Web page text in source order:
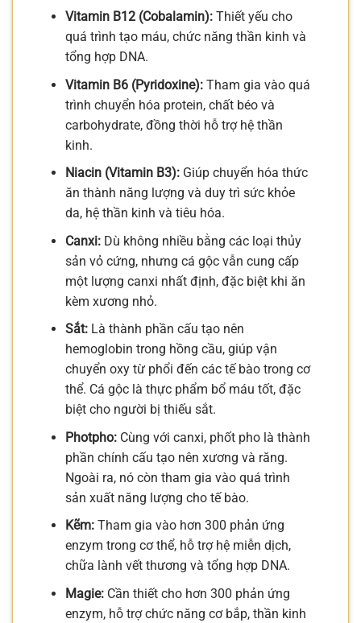
Vitamin B12 (Cobalamin):Thiết yếu cho
quá trình tạo máu, chức năng thần kinh và
tổng hợp DNA.
Vitamin B6 (Pyridoxine):Tham gia vào quá
trình chuyển hóa protein, chất béo và
carbohydrate, đồng thời hỗ trợ hệ thần
kinh.
Niacin (Vitamin B3):Giúp chuyển hóa thức
ăn thành năng lượng và duy trì sức khỏe
da, hệ thần kinh và tiêu hóa.
Canxi:Dù không nhiều bằng các loại thủy
sản vỏ cứng, nhưng cá gộc vẫn cung cấp
một lượng canxi nhất định, đặc biệt khi ăn
kèm xương nhỏ.
Sắt:Là thành phần cấu tạo nên
hemoglobin trong hồng cầu, giúp vận
chuyển oxy từ phổi đến các tế bào trong cơ
thể. Cá gộc là thực phẩm bổ máu tốt, đặc
biệt cho người bị thiếu sắt.
Photpho:Cùng với canxi, phốt pho là thành
phần chính cấu tạo nên xương và răng.
Ngoài ra, nó còn tham gia vào quá trình
sản xuất năng lượng cho tế bào.
Kẽm:Tham gia vào hơn 300 phản ứng
enzym trong cơ thể, hỗ trợ hệ miễn dịch,
chữa lành vết thương và tổng hợp DNA.
Magie:Cần thiết cho hơn 300 phản ứng
enzym, hỗ trợ chức năng cơ bắp, thần kinh